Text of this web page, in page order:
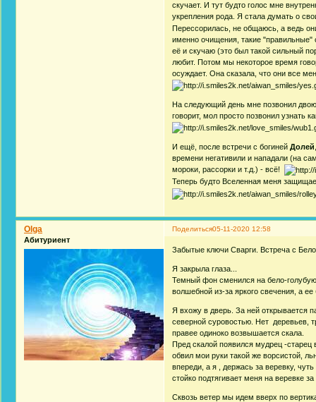
скучает. И тут будто голос мне
укрепления рода. Я стала думать о
Перессорилась, не общаюсь, а ведь
именно очищения, такие
её и скучаю (это был такой сильный
любит. Потом мы некоторое время
осуждает. Она сказала, что они все
На следующий день мне позвонил
говорит, мол просто позвонил узнать
И ещё, после встречи с богинейДолей
времени негативили и нападали (на
мороки, рассорки и т.д.) - всё!
Теперь будто Вселенная меня
Поделиться05-11-2020 12:58
Olga
Абитуриент
Забытые ключи Сварги. Встреча с
Я закрыла глаза...
Темный фон сменился на бело-
волшебной из-за яркого свечения, а
Я вхожу в дверь. За ней открывается
северной суровостью. Нет деревьев,
правее одиноко возвышается скала.
Пред скалой появился мудрец -
обвил мои руки такой же ворсистой,
впереди, а я , держась за веревку,
стойко подтягивает меня на веревке
Сквозь ветер мы идем вверх по